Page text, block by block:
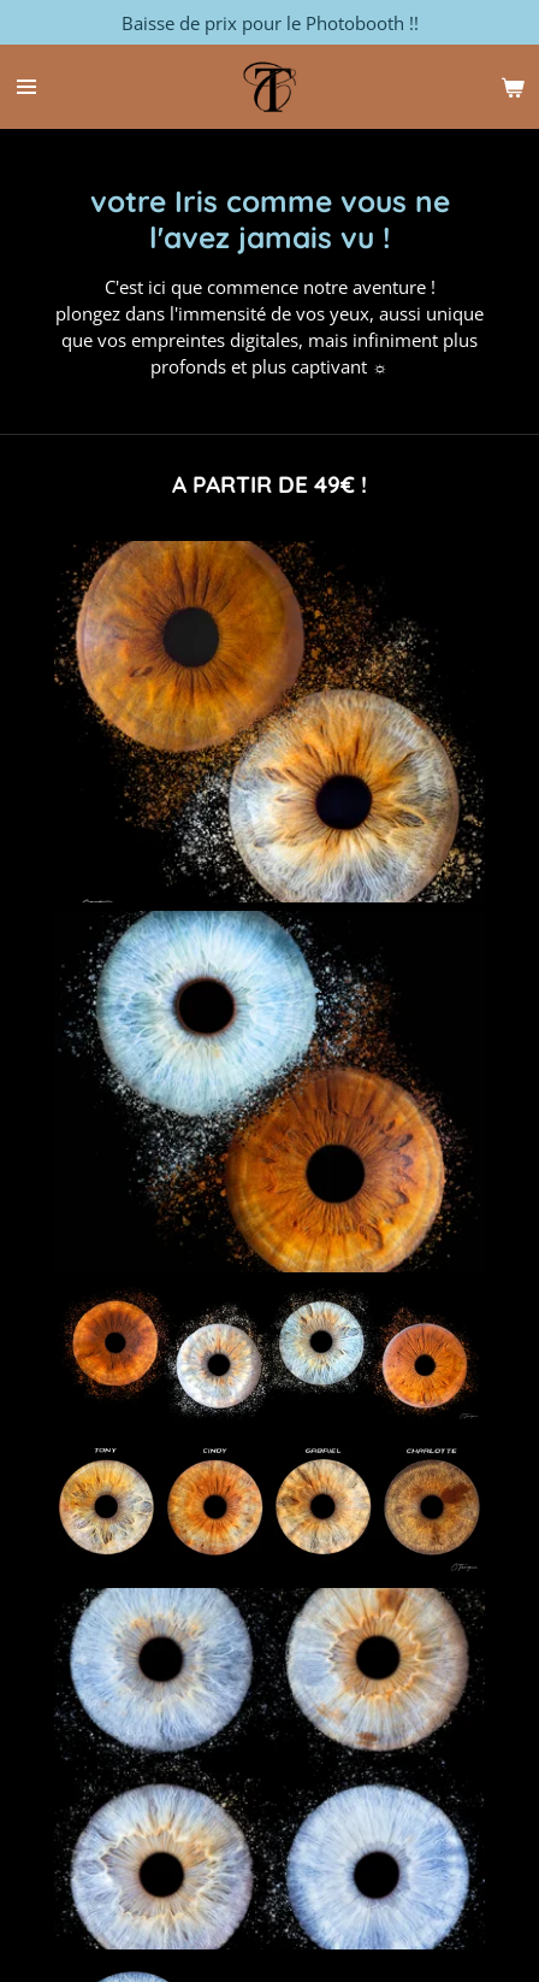
au
contenu
Baisse de prix pour le Photobooth !!
votre Iris comme vous ne
l'avez jamais vu !
C'est ici que commence notre aventure !
plongez dans l'immensité de vos yeux, aussi unique
que vos empreintes digitales, mais infiniment plus
profonds et plus captivant ☼
A PARTIR DE 49€ !